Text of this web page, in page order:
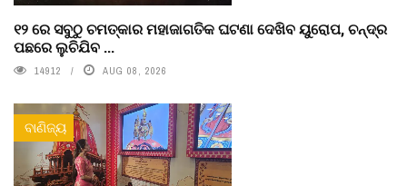
୧୨ ରେ ସବୁଠୁ ଚମତ୍କାର ମହାଜାଗତିକ ଘଟଣା ଦେଖିବ ୟୁରୋପ, ଚନ୍ଦ୍ର
ପଛରେ ଲୁଚିଯିବ ...
14912 AUG 08, 2026
ବାଣିଜ୍ୟ